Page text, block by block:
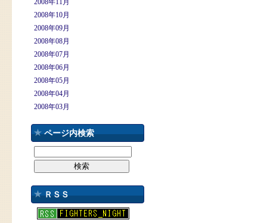
2008年11月
2008年10月
2008年09月
2008年08月
2008年07月
2008年06月
2008年05月
2008年04月
2008年03月
ページ内検索
ＲＳＳ